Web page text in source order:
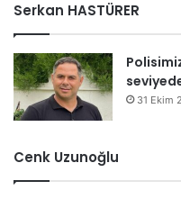
Serkan HASTÜRER
31 Ekim
Cenk Uzunoğlu